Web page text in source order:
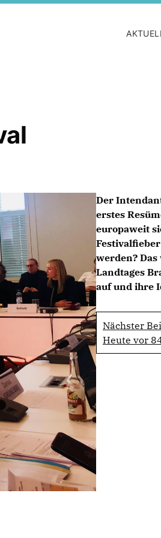
Der
erstes
europaweit
werden? Das
Landtages
auf und ihre
Nächster
Heute vor